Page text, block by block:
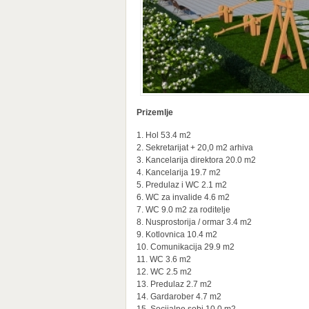
Prizemlje
1. Hol 53.4 m2
2. Sekretarijat + 20,0 m2 arhiva
3. Kancelarija direktora 20.0 m2
4. Kancelarija 19.7 m2
5. Predulaz i WC 2.1 m2
6. WC za invalide 4.6 m2
7. WC 9.0 m2 za roditelje
8. Nusprostorija / ormar 3.4 m2
9. Kotlovnica 10.4 m2
10. Comunikacija 29.9 m2
11. WC 3.6 m2
12. WC 2.5 m2
13. Predulaz 2.7 m2
14. Gardarober 4.7 m2